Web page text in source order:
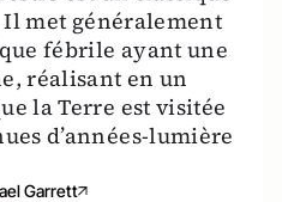
met généralement
fébrile ayant une
réalisant en un
la Terre est visitée
d’années-lumière
Garrett